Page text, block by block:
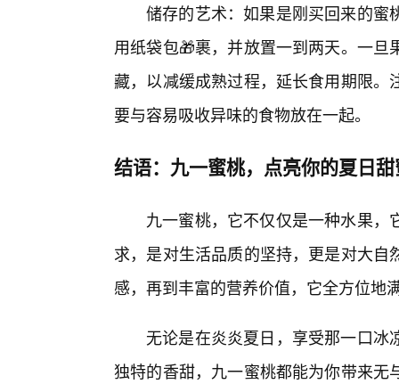
储存的艺术：如果是刚买回来的蜜
用纸袋包🎁裹，并放置一到两天。一
藏，以减缓成熟过程，延长食用期限
要与容易吸收异味的食物放在一起。
结语：九一蜜桃，点亮你的夏日
九一蜜桃，它不仅仅是一种水果
求，是对生活品质的坚持，更是对大
感，再到丰富的营养价值，它全方位地
无论是在炎炎夏日，享受那一口
独特的香甜，九一蜜桃都能为你带来